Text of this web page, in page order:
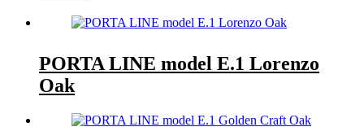
PORTA LINE model E.1 Lorenzo
Oak